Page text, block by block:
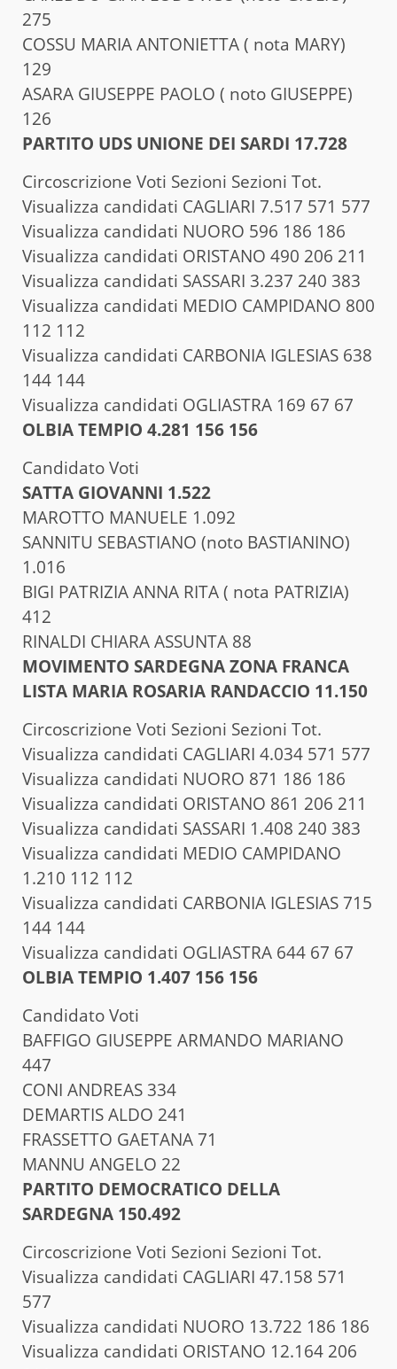
275
COSSU MARIA ANTONIETTA ( nota MARY)
129
ASARA GIUSEPPE PAOLO ( noto GIUSEPPE)
126
PARTITO UDS UNIONE DEI SARDI 17.728
Circoscrizione Voti Sezioni Sezioni Tot.
Visualizza candidati CAGLIARI 7.517 571 577
Visualizza candidati NUORO 596 186 186
Visualizza candidati ORISTANO 490 206 211
Visualizza candidati SASSARI 3.237 240 383
Visualizza candidati MEDIO CAMPIDANO 800
112 112
Visualizza candidati CARBONIA IGLESIAS 638
144 144
Visualizza candidati OGLIASTRA 169 67 67
OLBIA TEMPIO 4.281 156 156
Candidato Voti
SATTA GIOVANNI 1.522
MAROTTO MANUELE 1.092
SANNITU SEBASTIANO (noto BASTIANINO)
1.016
BIGI PATRIZIA ANNA RITA ( nota PATRIZIA)
412
RINALDI CHIARA ASSUNTA 88
MOVIMENTO SARDEGNA ZONA FRANCA
LISTA MARIA ROSARIA RANDACCIO 11.150
Circoscrizione Voti Sezioni Sezioni Tot.
Visualizza candidati CAGLIARI 4.034 571 577
Visualizza candidati NUORO 871 186 186
Visualizza candidati ORISTANO 861 206 211
Visualizza candidati SASSARI 1.408 240 383
Visualizza candidati MEDIO CAMPIDANO
1.210 112 112
Visualizza candidati CARBONIA IGLESIAS 715
144 144
Visualizza candidati OGLIASTRA 644 67 67
OLBIA TEMPIO 1.407 156 156
Candidato Voti
BAFFIGO GIUSEPPE ARMANDO MARIANO
447
CONI ANDREAS 334
DEMARTIS ALDO 241
FRASSETTO GAETANA 71
MANNU ANGELO 22
PARTITO DEMOCRATICO DELLA
SARDEGNA 150.492
Circoscrizione Voti Sezioni Sezioni Tot.
Visualizza candidati CAGLIARI 47.158 571
577
Visualizza candidati NUORO 13.722 186 186
Visualizza candidati ORISTANO 12.164 206